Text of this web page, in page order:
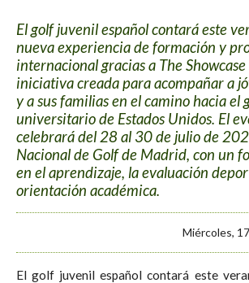
El golf juvenil español contará este
nueva experiencia de formación y
internacional gracias a The
iniciativa creada para acompañar a
y a sus familias en el camino hacia el
universitario de Estados Unidos. El
celebrará del 28 al 30 de julio de
Nacional de Golf de Madrid, con un
en el aprendizaje, la evaluación
orientación académica.
Miércoles,
El golf juvenil español contará este